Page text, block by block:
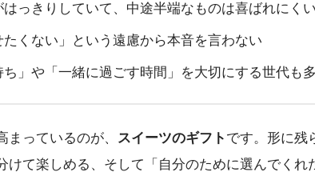
はっきりしていて、中途半端なものは喜ばれにくい
たくない」という遠慮から本音を言わない
」や「一緒に過ごす時間」を大切にする世代も
まっているのが、 スイーツのギフト です。形に残
けて楽しめる、そして「自分のために選んでくれ